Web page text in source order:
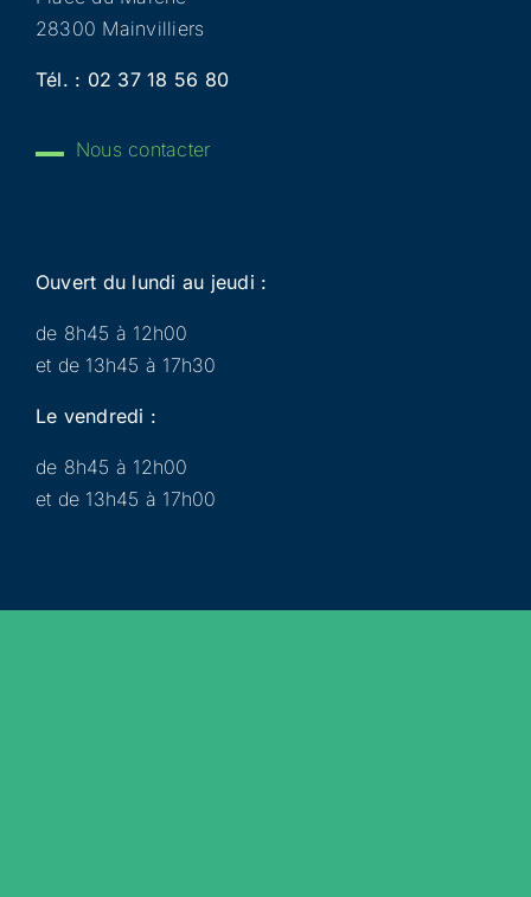
28300 Mainvilliers
Tél. : 02 37 18 56 80
Nous contacter
Ouvert du lundi au jeudi :
de 8h45 à 12h00
et de 13h45 à 17h30
Le vendredi :
de 8h45 à 12h00
et de 13h45 à 17h00